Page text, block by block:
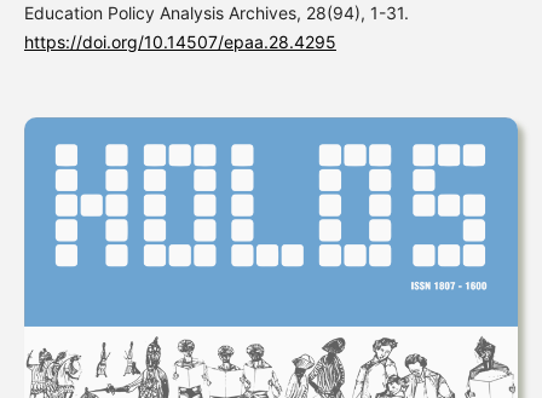
Education Policy Analysis Archives, 28(94), 1-31.
https://doi.org/10.14507/epaa.28.4295